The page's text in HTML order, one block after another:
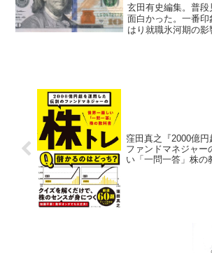
玄田有史編集。普
面白かった。一番
はり就職氷河期の影
窪田真之『2000億
ファンドマネジャー
い「一問一答」株